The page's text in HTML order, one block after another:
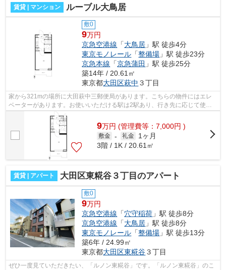
賃貸 | マンション ルーブル大鳥居
敷0
9万円
京急空港線 「大鳥居 」駅 徒歩4分
東京モノレール 「整備場 」駅 徒歩23分
京急本線 「京急蒲田 」駅 徒歩25分
築14年 / 20.61㎡
東京都大田区萩中 ３丁目
家から321mの場所に大田萩中三郵便局があります。こちらの物件にはエレ
ベーターがあります。お使いいただける駅は2駅あり、行き先に応じて使い
分けができます。外壁にはタイルが張られ...
9万円 (管理費等：7,000円 )
敷金 - 礼金
1ヶ月
3階 / 1K / 20.61㎡
賃貸 | アパート 大田区東糀谷３丁目のアパート
敷0
9万円
京急空港線 「穴守稲荷 」駅 徒歩8分
京急空港線 「大鳥居 」駅 徒歩8分
東京モノレール 「整備場 」駅 徒歩13分
築6年 / 24.99㎡
東京都大田区東糀谷３丁目
ぜひ一度見ていただきたい、「ルノン東糀谷」です。「ルノン東糀谷」のこ